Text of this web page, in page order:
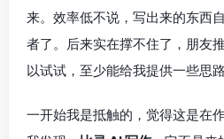
来。效率低不说，写出来的东西
者了。后来实在撑不住了，朋友
以试试，至少能给我提供一些思路
一开始我是抵触的，觉得这是在